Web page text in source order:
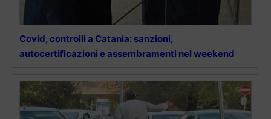
Covid, controlli a Catania: sanzioni,
autocertificazioni e assembramenti nel weekend